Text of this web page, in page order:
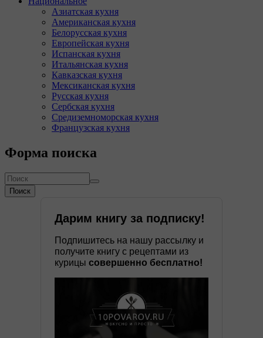
Азиатская кухня
Американская кухня
Белорусская кухня
Европейская кухня
Испанская кухня
Итальянская кухня
Кавказская кухня
Мексиканская кухня
Русская кухня
Сербская кухня
Средиземноморская кухня
Французская кухня
Форма поиска
Поиск
Дарим книгу за подписку!
Подпишитесь на нашу рассылку и
получите книгу с рецептами из
курицы совершенно бесплатно!